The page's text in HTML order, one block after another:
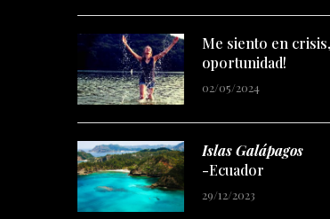
oportunidad!
02/05/2024
-Ecuador
29/12/2023